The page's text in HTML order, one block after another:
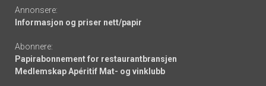
Annonsere:
Informasjon og priser nett/papir
Abonnere:
Papirabonnement for restaurantbransjen
Medlemskap Apéritif Mat- og vinklubb